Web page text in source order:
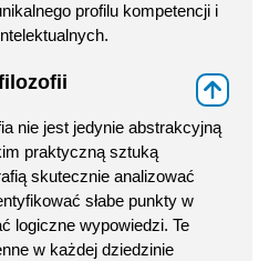
profilu kompetencji i
nie jest jedynie abstrakcyjną
praktyczną sztuką
skutecznie analizować
słabe punkty w
logiczne wypowiedzi. Te
w każdej dziedzinie